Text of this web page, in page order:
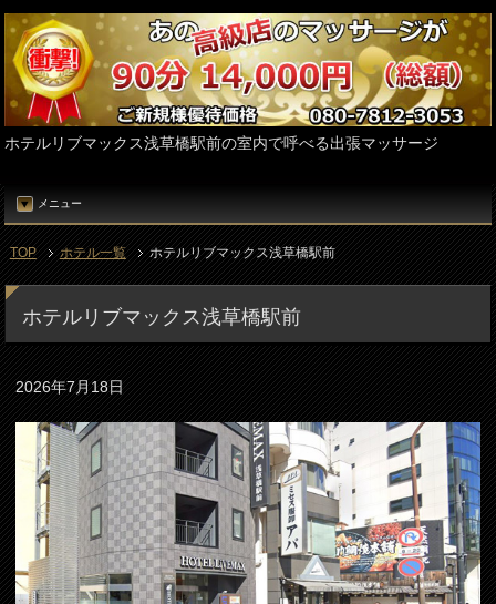
ホテルリブマックス浅草橋駅前の室内で呼べる出張マッサージ
メニュー
TOP ホテル一覧 ホテルリブマックス浅草橋駅前
ホテルリブマックス浅草橋駅前
2026年7月18日